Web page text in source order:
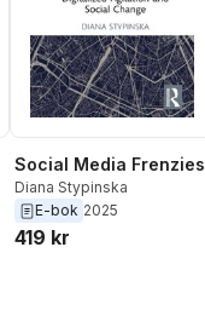
Social Media Frenzies
Diana Stypinska
E-bok 2025
419 kr